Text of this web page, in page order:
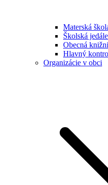
Materská
Školská
Obecná
Hlavný
Organizácie v obci